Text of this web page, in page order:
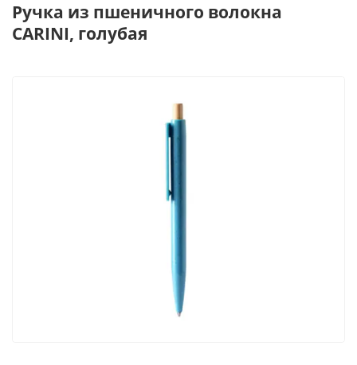
Ручка из пшеничного волокна
CARINI, голубая